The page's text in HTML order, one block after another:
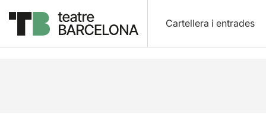
Cartellera i entrades